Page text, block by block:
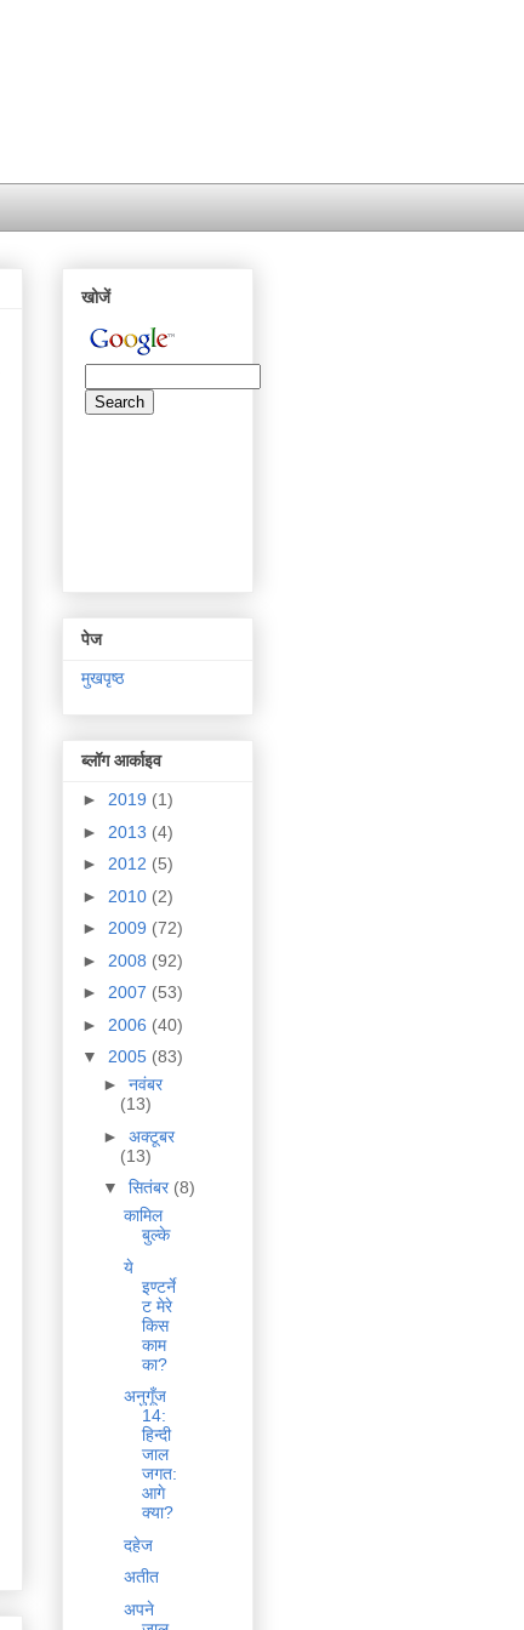
खोजें
पेज
मुखपृष्ठ
ब्लॉग आर्काइव
► 2019 (1)
► 2013 (4)
► 2012 (5)
► 2010 (2)
► 2009 (72)
► 2008 (92)
► 2007 (53)
► 2006 (40)
▼ 2005 (83)
► नवंबर
(13)
► अक्टूबर
(13)
▼ सितंबर (8)
कामिल
बुल्के
ये
इण्टर्ने
ट मेरे
किस
काम
का?
अनुगूँज
14:
हिन्दी
जाल
जगत:
आगे
क्या?
दहेज
अतीत
अपने